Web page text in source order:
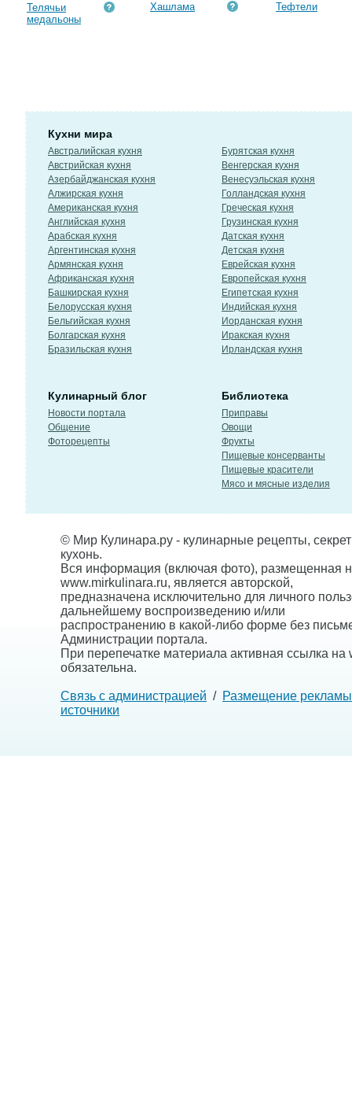
Телячьи
медальоны
Хашлама Тефтели
Кухни мира
Австралийская кухня
Австрийская кухня
Азербайджанская кухня
Алжирская кухня
Американская кухня
Английская кухня
Арабская кухня
Аргентинская кухня
Армянская кухня
Африканская кухня
Башкирская кухня
Белорусская кухня
Бельгийская кухня
Болгарская кухня
Бразильская кухня
Бурятская кухня
Венгерская кухня
Венесуэльская кухня
Голландская кухня
Греческая кухня
Грузинская кухня
Датская кухня
Детская кухня
Еврейская кухня
Европейская кухня
Египетская кухня
Индийская кухня
Иорданская кухня
Иракская кухня
Ирландская кухня
Кулинарный блог
Новости портала
Общение
Фоторецепты
Библиотека
Приправы
Овощи
Фрукты
Пищевые консерванты
Пищевые красители
Мясо и мясные изделия
© Мир Кулинара.ру - кулинарные рецепты,
кухонь.
Вся информация (включая фото), размещенная
www.mirkulinara.ru, является авторской,
предназначена исключительно для личного
дальнейшему воспроизведению и/или
распространению в какой-либо форме без
Администрации портала.
При перепечатке материала активная ссылка на
обязательна.
Связь с администрацией / Размещение рекламы
источники